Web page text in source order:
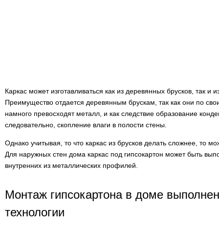
Каркас может изготавливаться как из деревянных брусков, так и
Преимущество отдается деревянным брускам, так как они по
намного превосходят металл, и как следствие образование
следовательно, скопление влаги в полости стены.
Однако учитывая, то что каркас из брусков делать сложнее, то
Для наружных стен дома каркас под гипсокартон может быть
внутренних из металлических профилей.
Монтаж гипсокартона в доме
технологии